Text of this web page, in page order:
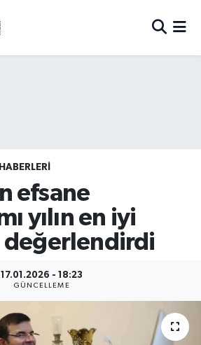
efsane
yılın en iyi
değerlendirdi
17.01.2026 - 18:23
GÜNCELLEME